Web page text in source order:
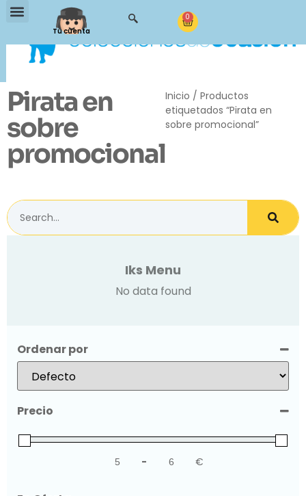
Tu cuenta
0
Pirata en
sobre
promocional
Inicio / Productos
etiquetados “Pirata en
sobre promocional”
Iks Menu
No data found
Ordenar por
Sort Products
Precio
Minimum Price
- Maximum Price
€